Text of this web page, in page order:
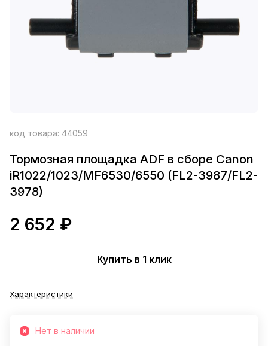
код товара: 44059
Тормозная площадка ADF в сборе Canon
iR1022/1023/MF6530/6550 (FL2-3987/FL2-
3978)
2 652 ₽
Купить в 1 клик
Характеристики
Нет в наличии